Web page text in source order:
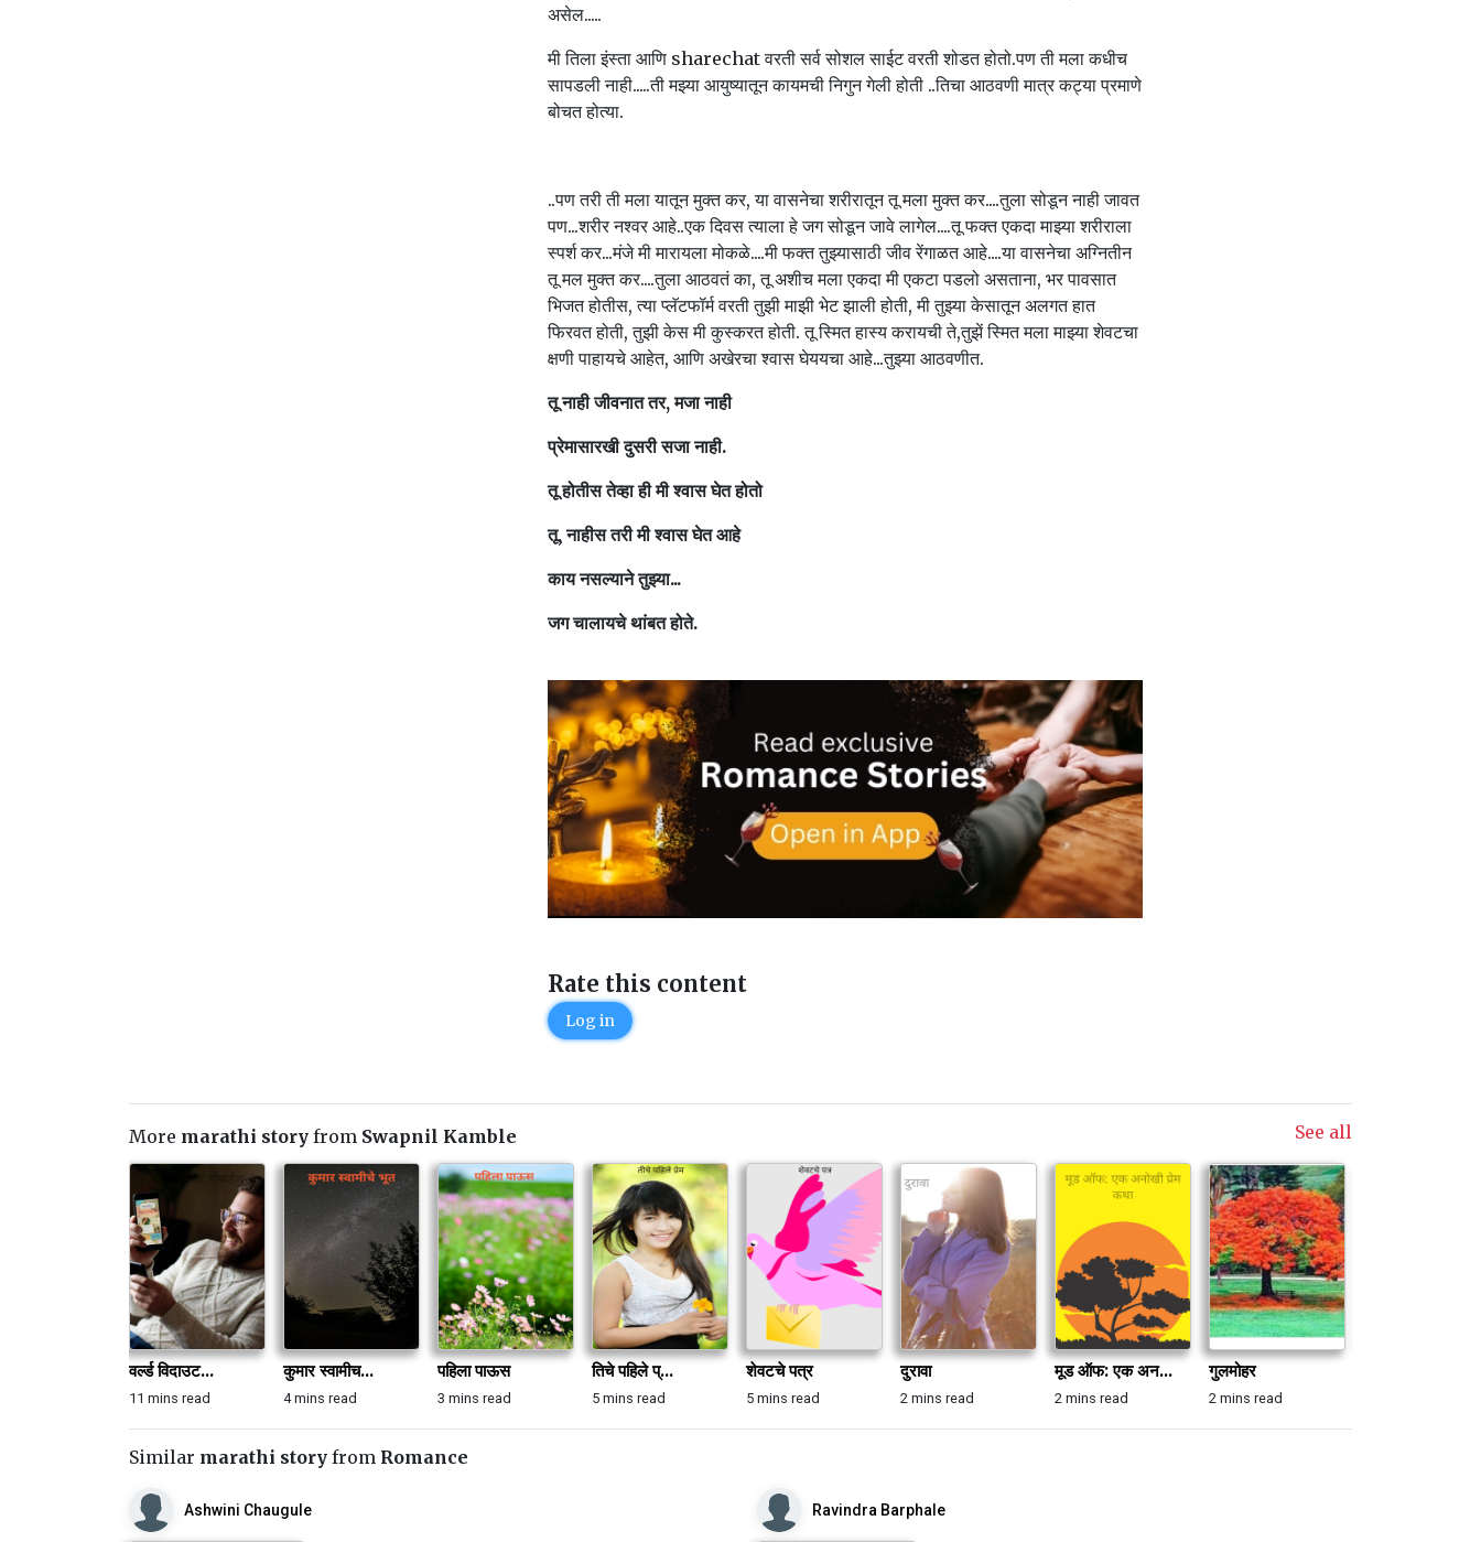
असेल.....
मी तिला इंस्ता आणि sharechat वरती सर्व सोशल साईट वरती शोडत होतो.पण ती मला कधीच
सापडली नाही.....ती मझ्या आयुष्यातून कायमची निगुन गेली होती ..तिचा आठवणी मात्र कट्या प्रमाणे
बोचत होत्या.
..पण तरी ती मला यातून मुक्त कर, या वासनेचा शरीरातून तू मला मुक्त कर....तुला सोडून नाही जावत
पण...शरीर नश्वर आहे..एक दिवस त्याला हे जग सोडून जावे लागेल....तू फक्त एकदा माझ्या शरीराला
स्पर्श कर...मंजे मी मारायला मोकळे....मी फक्त तुझ्यासाठी जीव रेंगाळत आहे....या वासनेचा अग्नितीन
तू मल मुक्त कर....तुला आठवतं का, तू अशीच मला एकदा मी एकटा पडलो असताना, भर पावसात
भिजत होतीस, त्या प्लॅटफॉर्म वरती तुझी माझी भेट झाली होती, मी तुझ्या केसातून अलगत हात
फिरवत होती, तुझी केस मी कुस्करत होती. तू स्मित हास्य करायची ते,तुझें स्मित मला माझ्या शेवटचा
क्षणी पाहायचे आहेत, आणि अखेरचा श्वास घेययचा आहे...तुझ्या आठवणीत.
तू नाही जीवनात तर, मजा नाही
प्रेमासारखी दुसरी सजा नाही.
तू होतीस तेव्हा ही मी श्वास घेत होतो
तू, नाहीस तरी मी श्वास घेत आहे
काय नसल्याने तुझ्या...
जग चालायचे थांबत होते.
Rate this content
Log in
More marathi story from Swapnil Kamble See all
वर्ल्ड विदाउट...
11 mins read
कुमार स्वामीच...
4 mins read
पहिला पाऊस
3 mins read
तिचे पहिले प्...
5 mins read
शेवटचे पत्र
5 mins read
दुरावा
2 mins read
मूड ऑफ: एक अन...
2 mins read
गुलमोहर
2 mins read
Similar marathi story from Romance
Ashwini Chaugule Ravindra Barphale